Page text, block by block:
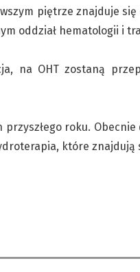
piętrze znajduje
oddział hematologii i
na OHT zostaną
roku.
które znajdują